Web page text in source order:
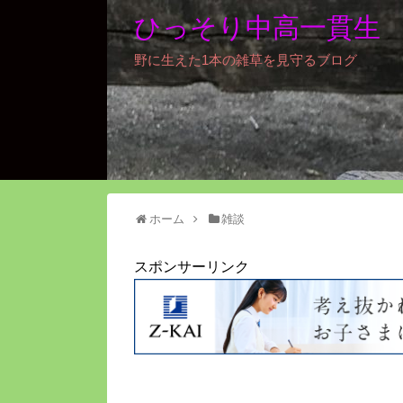
ひっそり中高一貫生
野に生えた1本の雑草を見守るブログ
ホーム 雑談
スポンサーリンク